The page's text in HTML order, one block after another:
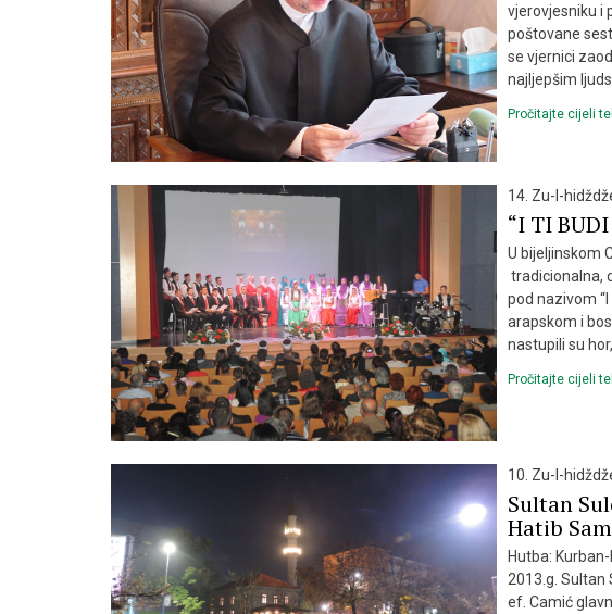
vjerovjesniku i
poštovane
se vjernici
najljepšim
Pročitajte cijeli
14. Zu-l-
“I TI
U bijeljinskom
tradicionalna,
pod nazivom
arapskom i
nastupili su
Pročitajte cijeli
10. Zu-l-
Sultan
Hatib
Hutba:
2013.g.
ef. Camić